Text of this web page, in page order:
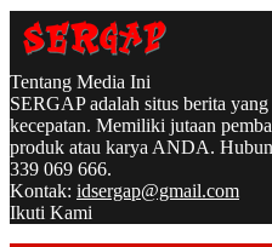
Tentang Media Ini
SERGAP adalah situs berita
kecepatan. Memiliki jutaan
produk atau karya ANDA.
339 069 666.
Kontak: idsergap@gmail.com
Ikuti Kami